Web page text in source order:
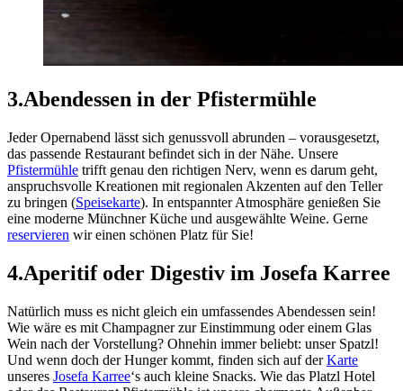
3.Abendessen in der Pfistermühle
Jeder Opernabend lässt sich genussvoll abrunden – vorausgesetzt,
das passende Restaurant befindet sich in der Nähe. Unsere
Pfistermühle trifft genau den richtigen Nerv, wenn es darum geht,
anspruchsvolle Kreationen mit regionalen Akzenten auf den Teller
zu bringen (Speisekarte). In entspannter Atmosphäre genießen Sie
eine moderne Münchner Küche und ausgewählte Weine. Gerne
reservieren wir einen schönen Platz für Sie!
4.Aperitif oder Digestiv im Josefa Karree
Natürlich muss es nicht gleich ein umfassendes Abendessen sein!
Wie wäre es mit Champagner zur Einstimmung oder einem Glas
Wein nach der Vorstellung? Ohnehin immer beliebt: unser Spatzl!
Und wenn doch der Hunger kommt, finden sich auf derKarte
unseres Josefa Karree‘s auch kleine Snacks. Wie das Platzl Hotel